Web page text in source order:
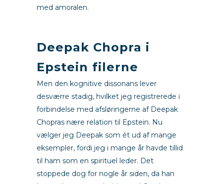
med amoralen.
Deepak Chopra i
Epstein filerne
Men den kognitive dissonans lever
desværre stadig, hvilket jeg registrerede i
forbindelse med afsløringerne af Deepak
Chopras nære relation til Epstein. Nu
vælger jeg Deepak som ét ud af mange
eksempler, fordi jeg i mange år havde tillid
til ham som en spirituel leder. Det
stoppede dog for nogle år siden, da han